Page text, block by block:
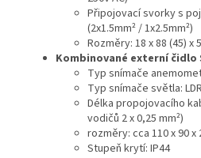
Připojovací svorky s
(2x1.5mm² / 1x2.5mm²)
Rozměry: 18 x 88 (45) x
Kombinované externí čidlo
Typ snímače
Typ snímače světla: LDR
Délka propojovacího
vodičů 2 x 0,25 mm²)
rozměry: cca 110 x 90 x
Stupeň krytí: IP44